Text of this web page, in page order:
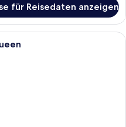
für Reisedaten anzeigen
Hotelzimmer mit zwei Betten,